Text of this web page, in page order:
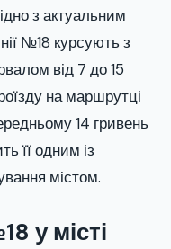
з актуальним
№18 курсують з
від 7 до 15
на маршрутці
14 гривень
її одним із
містом.
у місті